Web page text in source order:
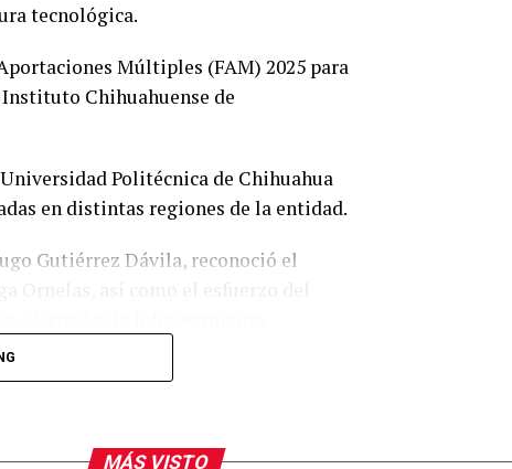
tecnológica.
Múltiples (FAM) 2025 para
Chihuahuense de
Politécnica de Chihuahua
en distintas regiones de la entidad.
Gutiérrez Dávila, reconoció el
MÁS VISTO